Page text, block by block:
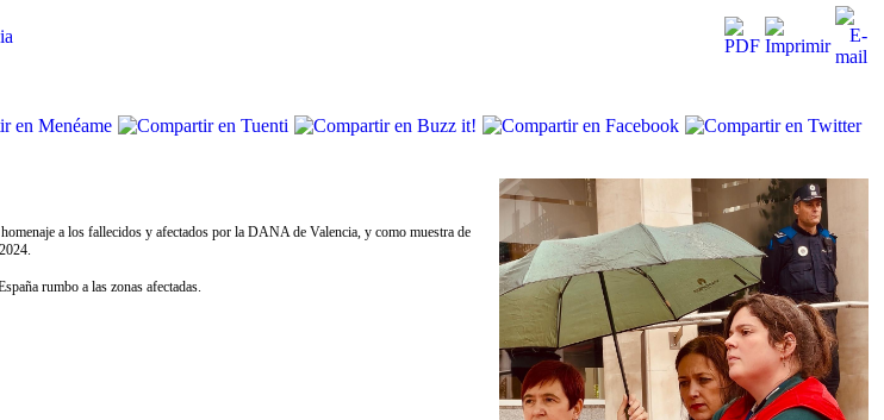
a los fallecidos y afectados por la DANA de Valencia, y como muestra de
rumbo a las zonas afectadas.